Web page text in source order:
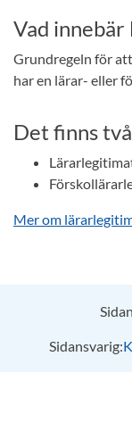
Vad
Grundregeln för
har en lärar- eller
Det finns
Mer om
Sidansvarig: